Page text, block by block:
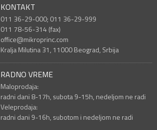
KONTAKT
011 36-29-000; 011 36-29-999
011 78-56-314 (fax)
office@mikroprinc.com
Kralja Milutina 31, 11000 Beograd, Srbija
RADNO VREME
Maloprodaja:
radni dani 8-17h, subota 9-15h, nedeljom ne radi
Veleprodaja:
radni dani 9-16h, subotom i nedeljom ne radi